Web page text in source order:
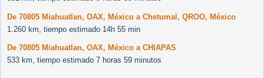
De 70805 Miahuatlan, OAX, México a Chetumal, QROO, México
1.260 km, tiempo estimado 14h 55 min
De 70805 Miahuatlan, OAX, México a CHIAPAS
533 km, tiempo estimado 7 horas 59 minutos